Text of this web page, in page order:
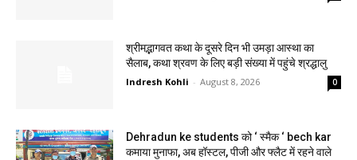
श्रीमद्भागवत कथा के दूसरे दिन भी उमड़ा आस्था का
सैलाब, कथा श्रवण के लिए बड़ी संख्या में पहुंचे श्रद्धालु
Indresh Kohli - August 8, 2026 0
Dehradun ke students को ‘ स्मैक ‘ bech kar
कमाया मुनाफा, अब हॉस्टल, पीजी और फ्लैट में रहने वाले